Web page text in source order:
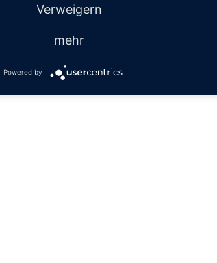
Verweigern
mehr
Powered by